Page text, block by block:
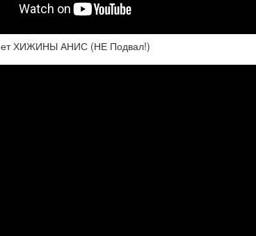
ХИЖИНЫ АНИС (НЕ Подвал!)